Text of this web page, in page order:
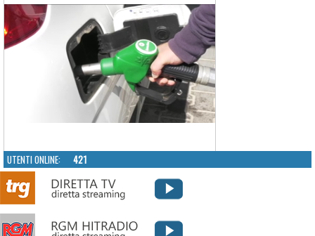
UTENTI ONLINE: 421